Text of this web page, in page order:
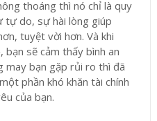
thoáng thì nó chỉ là quy
tự do, sự hài lòng giúp
tuyệt vời hơn. Và khi
bạn sẽ cảm thấy bình an
may bạn gặp rủi ro thì đã
phần khó khăn tài chính
của bạn.